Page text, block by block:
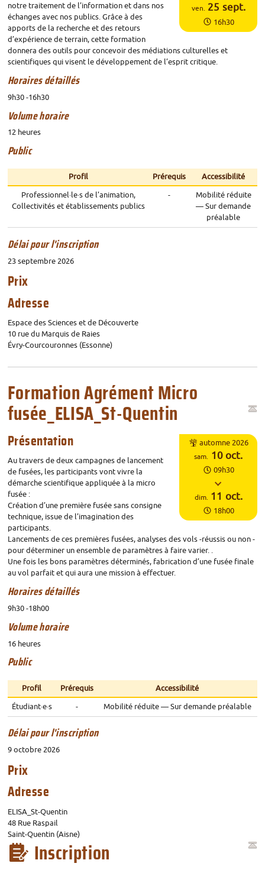
au
ven. 25 sept.
16h30
notre traitement de l’information et dans nos
échanges avec nos publics. Grâce à des
apports de la recherche et des retours
d’expérience de terrain, cette formation
donnera des outils pour concevoir des médiations culturelles et
scientifiques qui visent le développement de l’esprit critique.
Horaires détaillés
9h30 -16h30
Volume horaire
12 heures
Public
Profil Prérequis
Accessibilité
Professionnel·le·s de l’animation,
Collectivités et établissements publics
-
Mobilité réduite
— Sur demande
préalable
Délai pour l'inscription
23 septembre 2026
Prix
Adresse
Espace des Sciences et de Découverte
10 rue du Marquis de Raies
Évry-Courcouronnes (Essonne)
Formation Agrément Micro
fusée_ELISA_St-Quentin
Horaires
automne 2026
Du
sam. 10 oct.
09h30
au
dim. 11 oct.
18h00
Présentation
Au travers de deux campagnes de lancement
de fusées, les participants vont vivre la
démarche scientifique appliquée à la micro
fusée :
Création d’une première fusée sans consigne
technique, issue de l’imagination des
participants.
Lancements de ces premières fusées, analyses des vols -réussis ou non -
pour déterminer un ensemble de paramètres à faire varier. .
Une fois les bons paramètres déterminés, fabrication d’une fusée finale
au vol parfait et qui aura une mission à effectuer.
Horaires détaillés
9h30 -18h00
Volume horaire
16 heures
Public
Profil Prérequis
Accessibilité
Étudiant·e·s - Mobilité réduite — Sur demande préalable
Délai pour l'inscription
9 octobre 2026
Prix
Adresse
ELISA_St-Quentin
48 Rue Raspail
Saint-Quentin (Aisne)
Inscription